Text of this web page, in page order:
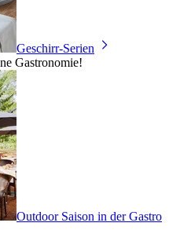
Geschirr-Serien
Gastronomie!
Outdoor Saison in der Gastro